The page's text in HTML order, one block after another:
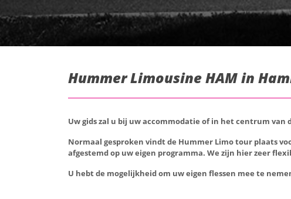
Hummer Limousine HAM in
Uw gids zal u bij uw accommodatie of in het centrum
Normaal gesproken vindt de Hummer Limo tour plaats
afgestemd op uw eigen programma. We zijn hier zeer
U hebt de mogelijkheid om uw eigen flessen mee te